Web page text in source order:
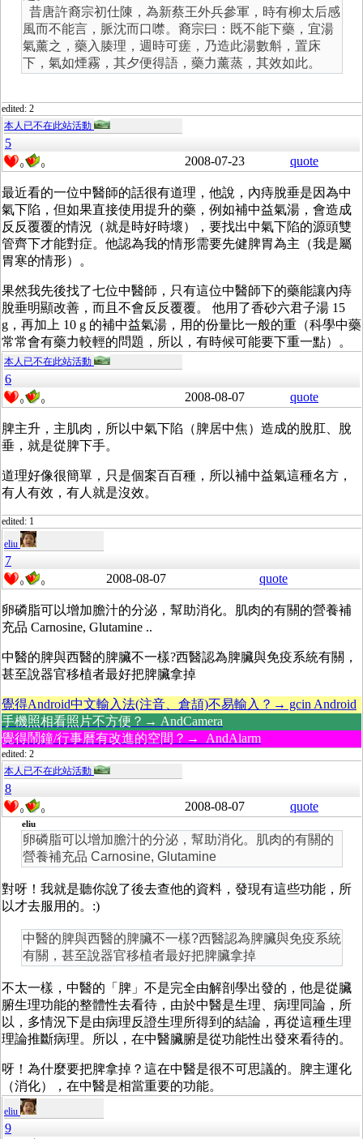
昔唐許裔宗初仕陳，為新蔡王外兵參軍，時有柳太后感
風而不能言，脈沈而口噤。裔宗曰：既不能下藥，宜湯
氣薰之，藥入腠理，週時可瘥，乃造此湯數斛，置床
下，氣如煙霧，其夕便得語，藥力薰蒸，其效如此。
edited: 2
本人已不在此站活動
5
0 0 2008-07-23 quote
最近看的一位中醫師的話很有道理，他說，內痔脫垂是因為中
氣下陷，但如果直接使用提升的藥，例如補中益氣湯，會造成
反反覆覆的情況（就是時好時壞），要找出中氣下陷的源頭雙
管齊下才能對症。他認為我的情形需要先健脾胃為主（我是屬
胃寒的情形）。
果然我先後找了七位中醫師，只有這位中醫師下的藥能讓內痔
脫垂明顯改善，而且不會反反覆覆。 他用了香砂六君子湯 15
g，再加上 10 g 的補中益氣湯，用的份量比一般的重（科學中藥
常常會有藥力較輕的問題，所以，有時候可能要下重一點）。
本人已不在此站活動
6
0 0 2008-08-07 quote
脾主升，主肌肉，所以中氣下陷（脾居中焦）造成的脫肛、脫
垂，就是從脾下手。
道理好像很簡單，只是個案百百種，所以補中益氣這種名方，
有人有效，有人就是沒效。
edited: 1
eliu
7
0 0 2008-08-07 quote
卵磷脂可以增加膽汁的分泌，幫助消化。肌肉的有關的營養補
充品 Carnosine, Glutamine ..
中醫的脾與西醫的脾臟不一樣?西醫認為脾臟與免疫系統有關，
甚至說器官移植者最好把脾臟拿掉
覺得Android中文輸入法(注音、倉頡)不易輸入？→ gcin Android
手機照相看照片不方便？→ AndCamera
覺得鬧鐘/行事曆有改進的空間？→ AndAlarm
edited: 2
本人已不在此站活動
8
0 0 2008-08-07 quote
eliu
卵磷脂可以增加膽汁的分泌，幫助消化。肌肉的有關的
營養補充品 Carnosine, Glutamine
對呀！我就是聽你說了後去查他的資料，發現有這些功能，所
以才去服用的。:)
中醫的脾與西醫的脾臟不一樣?西醫認為脾臟與免疫系統
有關，甚至說器官移植者最好把脾臟拿掉
不太一樣，中醫的「脾」不是完全由解剖學出發的，他是從臟
腑生理功能的整體性去看待，由於中醫是生理、病理同論，所
以，多情況下是由病理反證生理所得到的結論，再從這種生理
理論推斷病理。所以，在中醫臟腑是從功能性出發來看待的。
呀！為什麼要把脾拿掉？這在中醫是很不可思議的。脾主運化
（消化），在中醫是相當重要的功能。
eliu
9